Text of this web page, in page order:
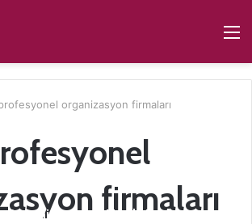
organizasyon firmaları
firmaları
Organizasyonu Nasıl Yapılır